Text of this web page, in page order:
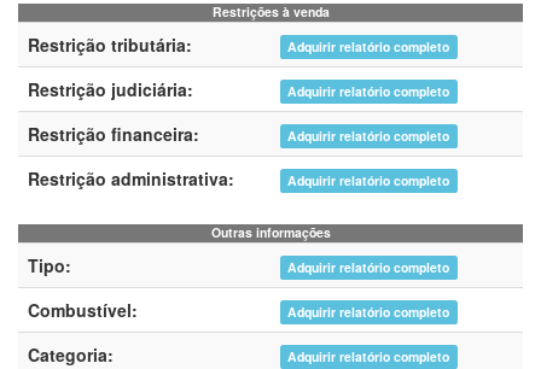
Restrições à venda
Restrição tributária: Adquirir relatório completo
Restrição judiciária: Adquirir relatório completo
Restrição financeira: Adquirir relatório completo
Restrição administrativa: Adquirir relatório completo
Outras informações
Tipo: Adquirir relatório completo
Combustível: Adquirir relatório completo
Categoria: Adquirir relatório completo